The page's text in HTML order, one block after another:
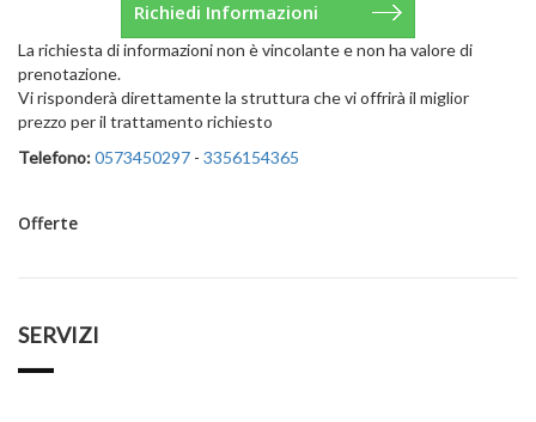
La richiesta di informazioni non è vincolante e non ha valore di
prenotazione.
Vi risponderà direttamente la struttura che vi offrirà il miglior
prezzo per il trattamento richiesto
Telefono:0573450297 - 3356154365
Offerte
SERVIZI